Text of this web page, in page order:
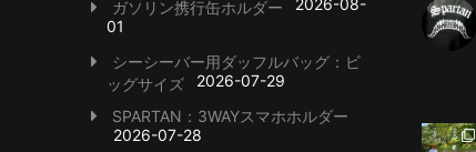
ガソリン携行缶ホルダー
2026-08-
01
シーシーバー用ダッフルバッグ：ビ
ッグサイズ
2026-07-29
SPARTAN：3WAYスマホホルダー
2026-07-28